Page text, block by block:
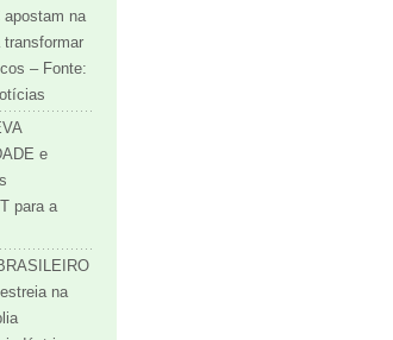
apostam na
transformar
– Fonte:
e
para a
na